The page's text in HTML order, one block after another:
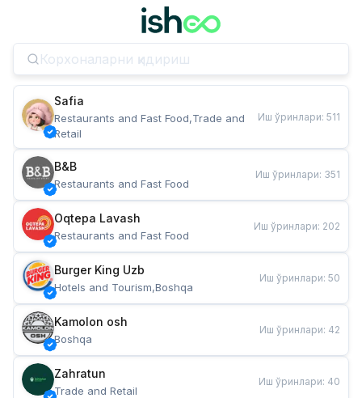
Safia
Restaurants and Fast Food,Trade and
Retail
Иш ўринлари: 511
B&B
Restaurants and Fast Food
Иш ўринлари: 351
Oqtepa Lavash
Restaurants and Fast Food
Иш ўринлари: 202
Burger King Uzb
Hotels and Tourism,Boshqa
Иш ўринлари: 50
Kamolon osh
Boshqa
Иш ўринлари: 42
Zahratun
Trade and Retail
Иш ўринлари: 40